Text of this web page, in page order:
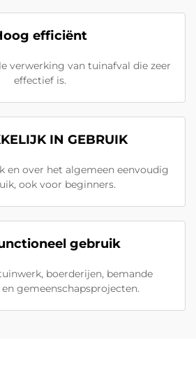
efficiënt
verwerking van tuinafval die zeer
effectief is.
IN GEBRUIK
en over het algemeen eenvoudig
ook voor beginners.
gebruik
boerderijen, bemande
gemeenschapsprojecten.